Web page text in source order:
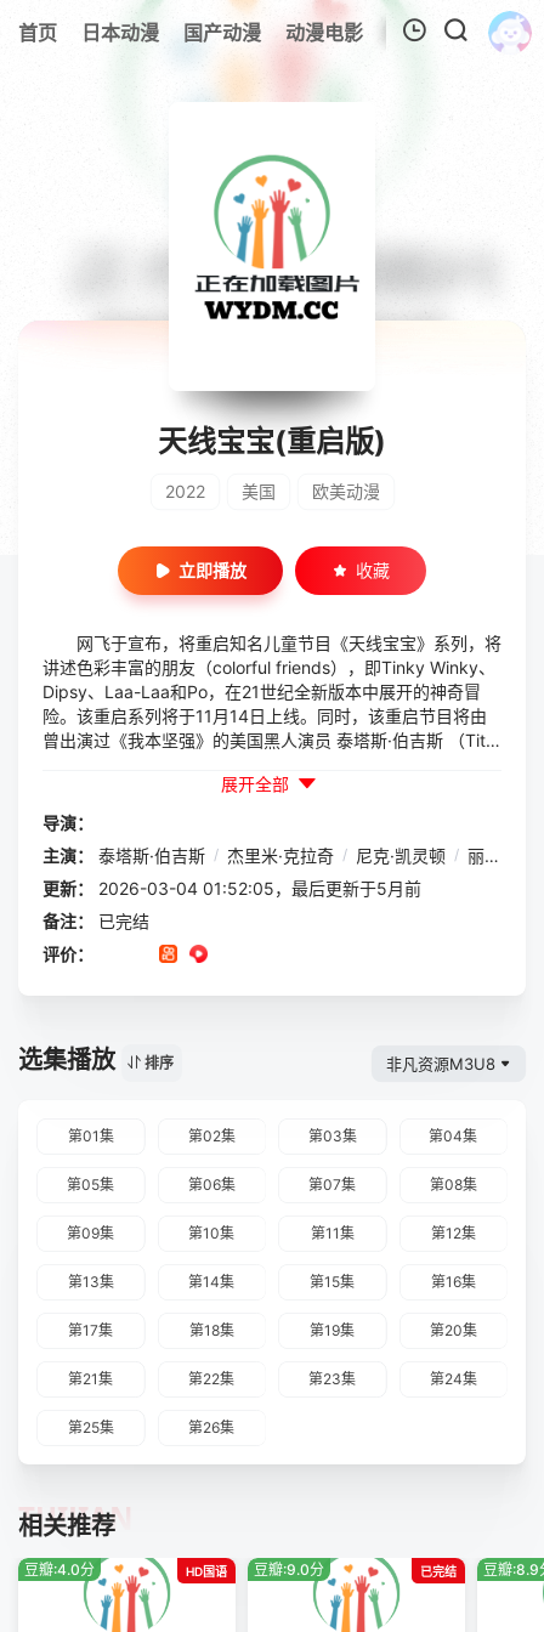
首页 日本动漫 国产动漫 动漫电影 欧美动漫 追剧
我的观影记录
暂无观看影片的记录
天线宝宝(重启版)
2022 美国 欧美动漫
立即播放 收藏
网飞于宣布，将重启知名儿童节目《天线宝宝》系列，将
讲述色彩丰富的朋友（colorful friends），即Tinky Winky、
Dipsy、Laa-Laa和Po，在21世纪全新版本中展开的神奇冒
险。该重启系列将于11月14日上线。同时，该重启节目将由
曾出演过《我本坚强》的美国黑人演员 泰塔斯·伯吉斯 （Titu
冒险的经典作品，带你领略奇幻世界！
展开全部
导演：
主演：
泰塔斯·伯吉斯 / 杰里米·克拉奇 / 尼克·凯灵顿 / 丽贝卡·海兰
更新：
2026-03-04 01:52:05，最后更新于5月前
备注：
已完结
评价：
选集播放 排序 非凡资源M3U8
第01集 第02集 第03集 第04集
第05集 第06集 第07集 第08集
第09集 第10集 第11集 第12集
第13集 第14集 第15集 第16集
第17集 第18集 第19集 第20集
第21集 第22集 第23集 第24集
第25集 第26集
相关推荐
TUIJIAN
HD国语
豆瓣:4.0分 已完结
豆瓣:9.0分 豆瓣:8.9